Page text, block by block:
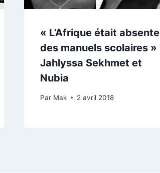
« L’Afrique était absente
des manuels scolaires »
Jahlyssa Sekhmet et
Nubia
Par Mak 2 avril 2018